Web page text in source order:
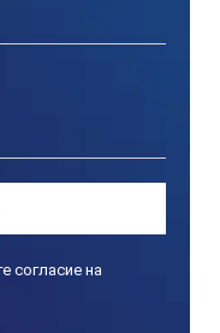
согласие на